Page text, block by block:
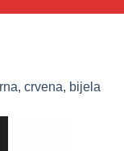
crvena, bijela